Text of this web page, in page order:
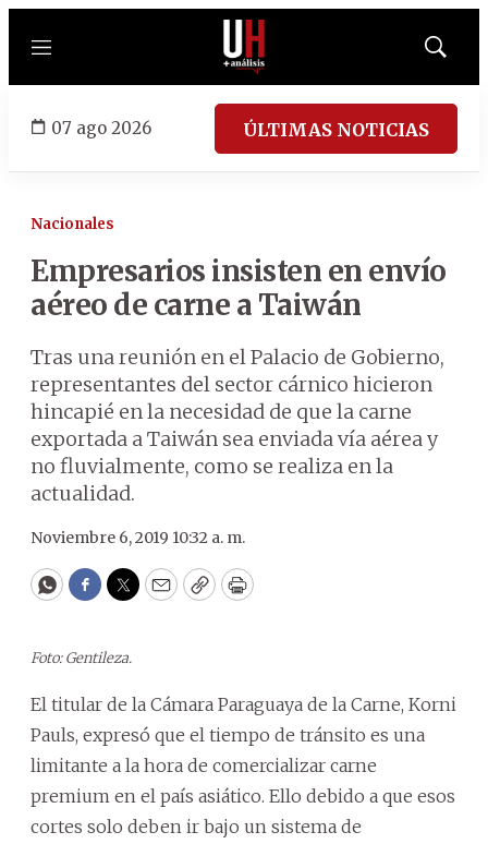
Menú
Mostrar
07 ago 2026 ÚLTIMAS NOTICIAS
Nacionales
Empresarios insisten en envío
aéreo de carne a Taiwán
Tras una reunión en el Palacio de Gobierno,
representantes del sector cárnico hicieron
hincapié en la necesidad de que la carne
exportada a Taiwán sea enviada vía aérea y
no fluvialmente, como se realiza en la
actualidad.
Noviembre 6, 2019 10:32 a. m.
WhatsApp
Facebook
Twitter
EmailCopyPrint
Foto: Gentileza.
El titular de la Cámara Paraguaya de la Carne, Korni
Pauls, expresó que el tiempo de tránsito es una
limitante a la hora de comercializar carne
premium en el país asiático. Ello debido a que esos
cortes solo deben ir bajo un sistema de